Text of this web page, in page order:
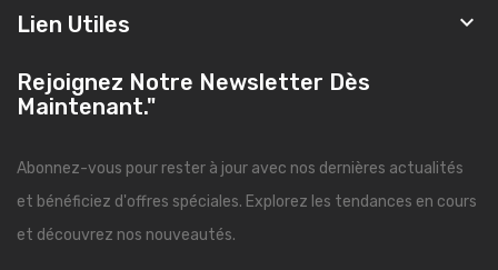
Lien Utiles 
Rejoignez Notre Newsletter Dès
Maintenant."
Abonnez-vous pour rester à jour avec nos dernières actualités
et bénéficiez d'offres spéciales. Explorez les tendances en cours
et découvrez nos nouveautés.